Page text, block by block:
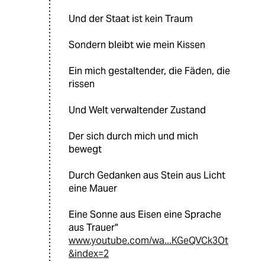
Und der Staat ist kein Traum
Sondern bleibt wie mein Kissen
Ein mich gestaltender, die Fäden, die
rissen
Und Welt verwaltender Zustand
Der sich durch mich und mich
bewegt
Durch Gedanken aus Stein aus Licht
eine Mauer
Eine Sonne aus Eisen eine Sprache
aus Trauer"
www.youtube.com/wa...KGeQVCk3Ot
&index=2